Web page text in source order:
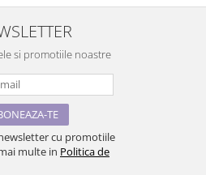
si promotiile noastre
cu promotiile
multe in Politica de